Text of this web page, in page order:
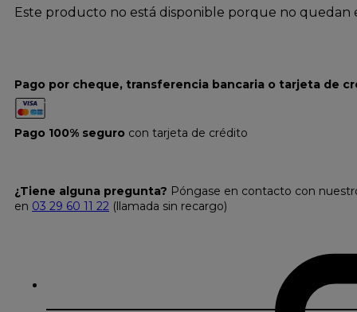
Este producto no está disponible porque no quedan
Pago por cheque, transferencia bancaria o tarjeta de
Pago 100% seguro con tarjeta de crédito
¿Tiene alguna pregunta? Póngase en contacto con
en 03 29 60 11 22 (llamada sin recargo)